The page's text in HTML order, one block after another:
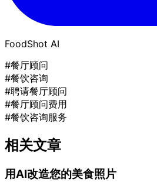
FoodShot AI
#餐厅顾问
#餐饮咨询
#聘请餐厅顾问
#餐厅顾问费用
#餐饮咨询服务
相关文章
用AI改造您的美食照片